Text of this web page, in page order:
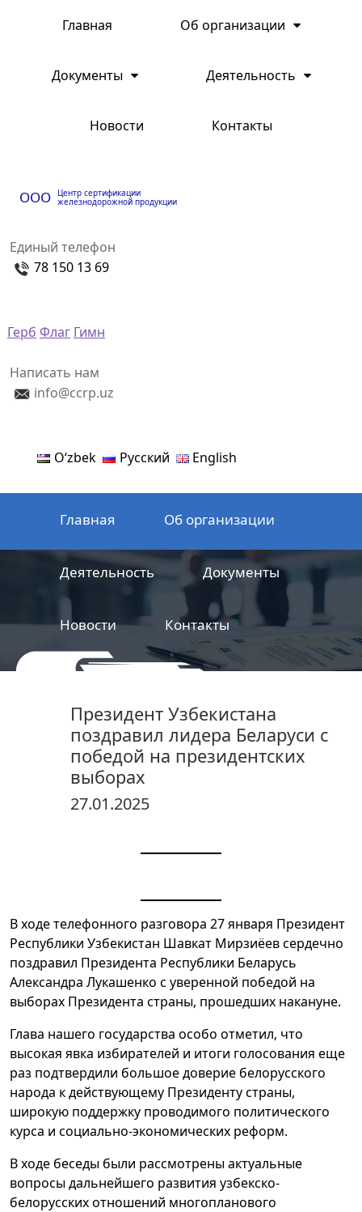
Главная Об организации
Документы Деятельность
Новости Контакты
ООО Центр сертификации
железнодорожной продукции
Единый телефон
78 150 13 69
Герб Флаг Гимн
Написать нам
info@ccrp.uz
Oʻzbek Русский English
Главная Об организации
Деятельность Документы
Новости Контакты
железнодорожной продукции
Президент Узбекистана
поздравил лидера Беларуси с
победой на президентских
выборах
27.01.2025
В ходе телефонного разговора 27 января Президент
Республики Узбекистан Шавкат Мирзиёев сердечно
поздравил Президента Республики Беларусь
Александра Лукашенко с уверенной победой на
выборах Президента страны, прошедших накануне.
Глава нашего государства особо отметил, что
высокая явка избирателей и итоги голосования еще
раз подтвердили большое доверие белорусского
народа к действующему Президенту страны,
широкую поддержку проводимого политического
курса и социально-экономических реформ.
В ходе беседы были рассмотрены актуальные
вопросы дальнейшего развития узбекско-
белорусских отношений многопланового